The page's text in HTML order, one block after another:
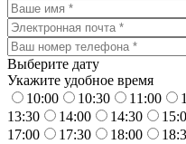
Выберите дату
Укажите удобное время
10:00
10:30 11:00
13:30
14:00 14:30
17:00
17:30 18:00